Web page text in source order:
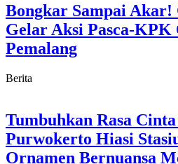
Bongkar Sampai
Gelar Aksi Pasca-
Pemalang
Berita
Tumbuhkan Rasa
Purwokerto Hiasi
Ornamen Bernuansa